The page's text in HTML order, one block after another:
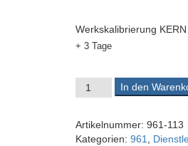
Werkskalibrierung
+ 3 Tage
Werkskalibrierschein
In den
Artikelnummer: 961-113
Kategorien: 961